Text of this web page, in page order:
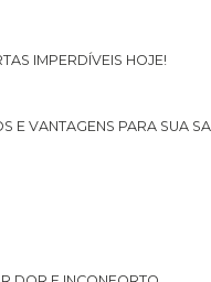
IMPERDÍVEIS HOJE!
E VANTAGENS PARA SUA